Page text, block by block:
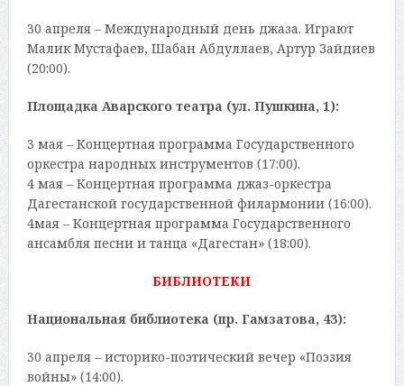
30 апреля – Международный день джаза. Играют
Малик Мустафаев, Шабан Абдуллаев, Артур Зайдиев
(20:00).
Площадка Аварского театра (ул. Пушкина, 1):
3 мая – Концертная программа Государственного
оркестра народных инструментов (17:00).
4 мая – Концертная программа джаз-оркестра
Дагестанской государственной филармонии (16:00).
4мая – Концертная программа Государственного
ансамбля песни и танца «Дагестан» (18:00).
БИБЛИОТЕКИ
Национальная библиотека (пр. Гамзатова, 43):
30 апреля – историко-поэтический вечер «Поэзия
войны» (14:00).